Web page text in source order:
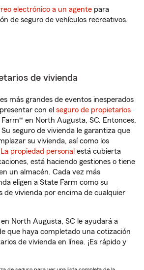
electrónico a un agente para
de seguro de vehículos recreativos.
de vivienda
más grandes de eventos inesperados
con el seguro de propietarios
en North Augusta, SC. Entonces,
Su seguro de vivienda le garantiza que
su vivienda, así como los
La propiedad personal está cubierta
está haciendo gestiones o tiene
un almacén. Cada vez más
eligen a State Farm como su
de vivienda por encima de cualquier
en North Augusta, SC le ayudará a
que haya completado una cotización
de vivienda en línea. ¡Es rápido y